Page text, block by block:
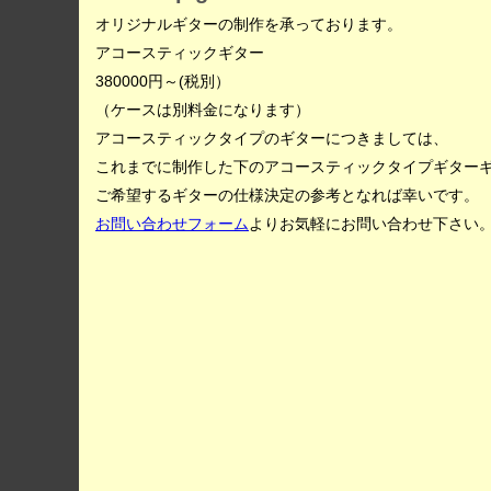
オリジナルギターの制作を承っております。
アコースティックギター
380000円～(税別）
（ケースは別料金になります）
アコースティックタイプのギターにつきましては、
これまでに制作した下のアコースティックタイプギター
ご希望するギターの仕様決定の参考となれば幸いです。
お問い合わせフォームよりお気軽にお問い合わせ下さい。